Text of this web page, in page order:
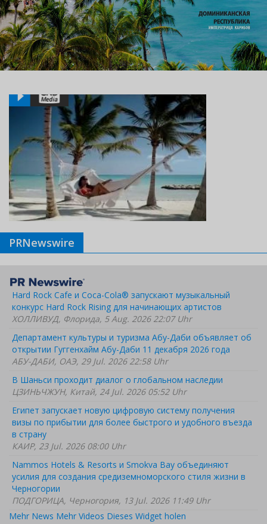
PRNewswire
Hard Rock Cafe и Coca-Cola® запускают музыкальный
конкурс Hard Rock Rising для начинающих артистов
ХОЛЛИВУД, Флорида, 5 Aug. 2026 22:07 Uhr
Департамент культуры и туризма Абу-Даби объявляет об
открытии Гуггенхайм Абу-Даби 11 декабря 2026 года
АБУ-ДАБИ, ОАЭ, 29 Jul. 2026 22:58 Uhr
В Шаньси проходит диалог о глобальном наследии
ЦЗИНЬЧЖУН, Китай, 24 Jul. 2026 05:52 Uhr
Египет запускает новую цифровую систему получения
визы по прибытии для более быстрого и удобного въезда
в страну
КАИР, 23 Jul. 2026 08:00 Uhr
Nammos Hotels & Resorts и Smokva Bay объединяют
усилия для создания средиземноморского стиля жизни в
Черногории
ПОДГОРИЦА, Черногория, 13 Jul. 2026 11:49 Uhr
Mehr News Mehr Videos Dieses Widget holen